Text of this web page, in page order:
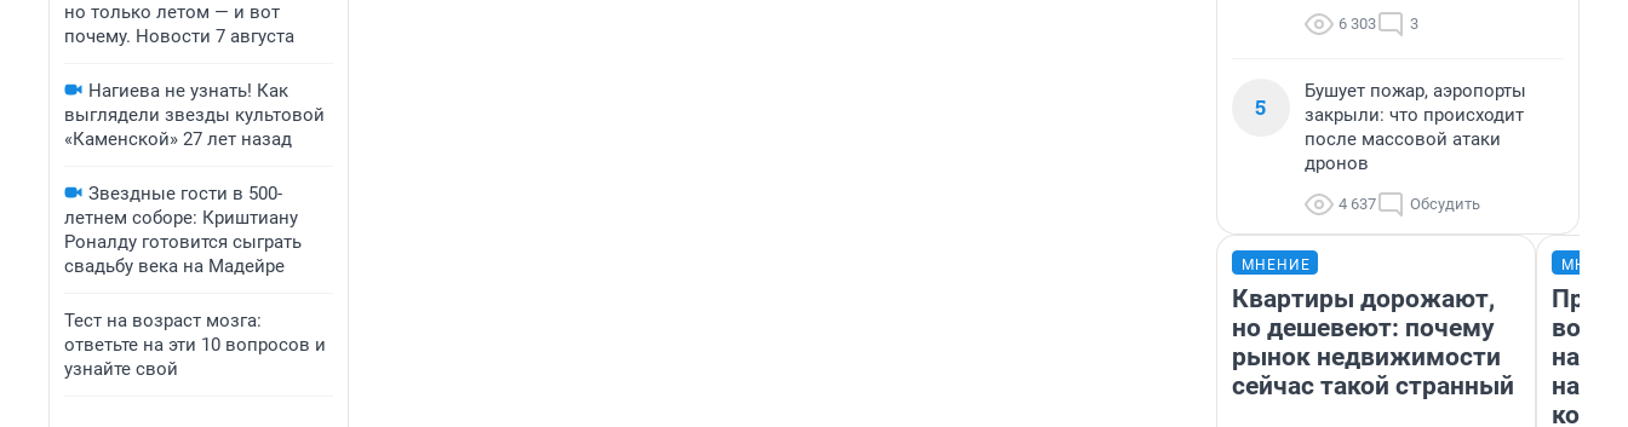
но только летом — и вот
почему. Новости 7 августа
Нагиева не узнать! Как
выглядели звезды культовой
«Каменской» 27 лет назад
Звездные гости в 500-
летнем соборе: Криштиану
Роналду готовится сыграть
свадьбу века на Мадейре
Тест на возраст мозга:
ответьте на эти 10 вопросов и
узнайте свой
6 303 3
5
Бушует пожар, аэропорты
закрыли: что происходит
после массовой атаки
дронов
4 637 Обсудить
МНЕНИЕ
Квартиры дорожают,
но дешевеют: почему
рынок недвижимости
сейчас такой странный
нам